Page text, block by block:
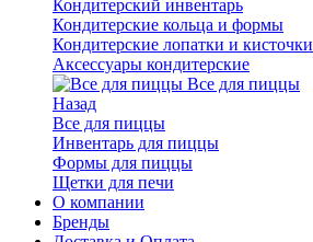
Кондитерский инвентарь
Кондитерские кольца и формы
Кондитерские лопатки и кисточки
Аксессуары кондитерские
Все для пиццы
Назад
Все для пиццы
Инвентарь для пиццы
Формы для пиццы
Щетки для печи
О компании
Бренды